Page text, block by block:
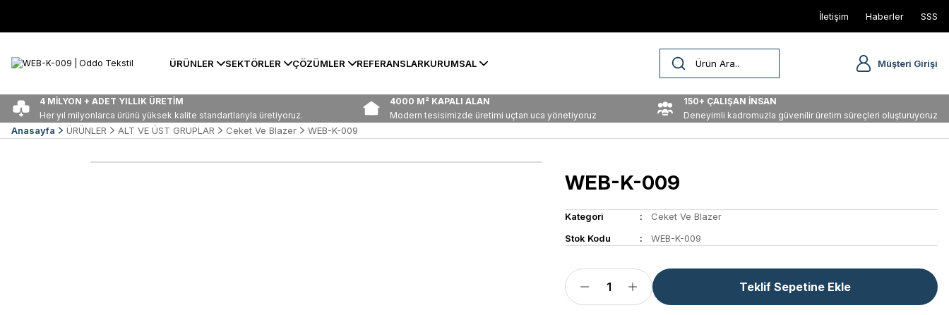
İletişim Haberler SSS
ÜRÜNLER SEKTÖRLER ÇÖZÜMLER REFERANSLARKURUMSAL Müşteri Girişi
4 MİLYON + ADET YILLIK ÜRETİM
Her yıl milyonlarca ürünü yüksek kalite standartlarıyla üretiyoruz.
4000 M² KAPALI ALAN
Modern tesisimizde üretimi uçtan uca yönetiyoruz
150+ ÇALIŞAN İNSAN
Deneyimli kadromuzla güvenilir üretim süreçleri oluşturuyoruz
Anasayfa ÜRÜNLER ALT VE ÜST GRUPLAR Ceket Ve Blazer WEB-K-009
WEB-K-009
Kategori
Ceket Ve Blazer
Stok Kodu
WEB-K-009
Teklif Sepetine Ekle